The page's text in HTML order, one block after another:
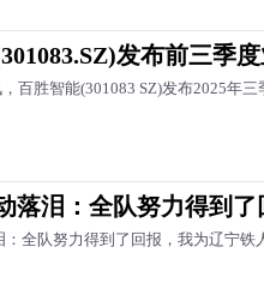
发布前三季
百胜智能(301083 SZ)发布2025年
落泪：全队努力得到
：全队努力得到了回报，我为辽宁铁